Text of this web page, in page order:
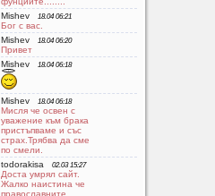
Mishev
18.04 06:21
Бог с вас.
Mishev
18.04 06:20
Привет
Mishev
18.04 06:18
Mishev 18.04 06:18
Мисля че освен с
уважение към брака
пристъпваме и със
страх.Трябва да сме
по смели.
todorakisa
02.03 15:27
Доста умрял сайт.
Жалко наистина че
православните